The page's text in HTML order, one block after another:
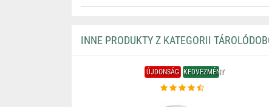
INNE PRODUKTY Z KATEGORII
ÚJDONSÁG KEDVEZMÉNY